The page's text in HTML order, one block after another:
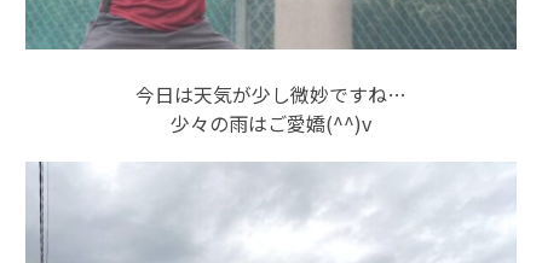
今日は天気が少し微妙ですね…
少々の雨はご愛嬌(^^)v